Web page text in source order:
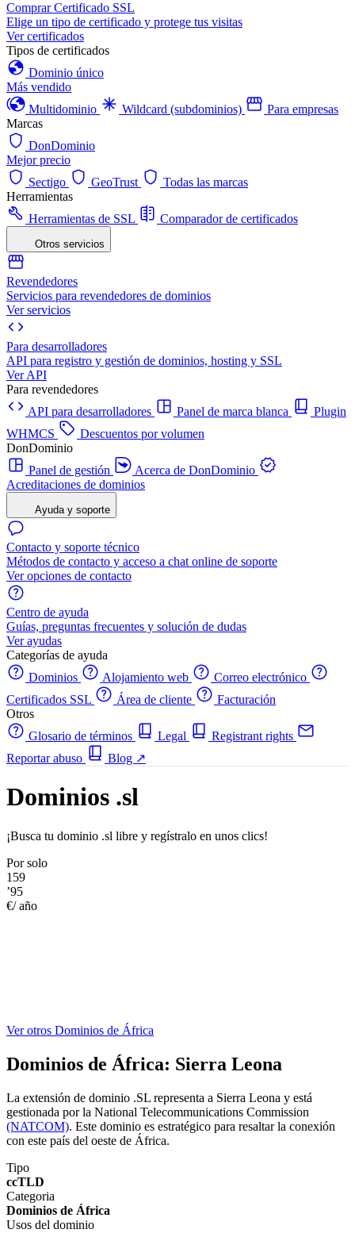
Comprar Certificado SSL
Elige un tipo de certificado y protege tus visitas
Ver certificados
Tipos de certificados
Dominio único
Más vendido
Multidominio
Wildcard (subdominios)
Para empresas
Marcas
DonDominio
Mejor precio
Sectigo
GeoTrust
Todas las marcas
Herramientas
Herramientas de SSL
Comparador de certificados
Otros servicios
Revendedores
Servicios para revendedores de dominios
Ver servicios
Para desarrolladores
API para registro y gestión de dominios, hosting y SSL
Ver API
Para revendedores
API para desarrolladores
Panel de marca blanca
Plugin
WHMCS
Descuentos por volumen
DonDominio
Panel de gestión
Acerca de DonDominio
Acreditaciones de dominios
Ayuda y soporte
Contacto y soporte técnico
Métodos de contacto y acceso a chat online de soporte
Ver opciones de contacto
Centro de ayuda
Guías, preguntas frecuentes y solución de dudas
Ver ayudas
Categorías de ayuda
Dominios
Alojamiento web
Correo electrónico
Certificados SSL
Área de cliente
Facturación
Otros
Glosario de términos
Legal
Registrant rights
Reportar abuso
Blog ↗
Dominios .sl
¡Busca tu dominio .sl libre y regístralo en unos clics!
Por solo
159
’95
€/ año
Ver otros Dominios de África
Dominios de África: Sierra Leona
La extensión de dominio .SL representa a Sierra Leona y está
gestionada por la National Telecommunications Commission
(NATCOM). Este dominio es estratégico para resaltar la conexión
con este país del oeste de África.
Tipo
ccTLD
Categoria
Dominios de África
Usos del dominio